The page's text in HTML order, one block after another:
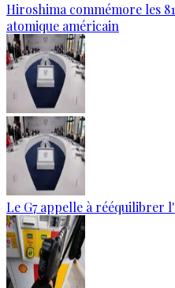
Hiroshima commémore les
atomique américain
Le G7 appelle à rééquilibrer